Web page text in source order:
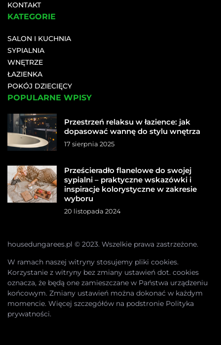
KONTAKT
KATEGORIE
SALON I KUCHNIA
SYPIALNIA
WNĘTRZE
ŁAZIENKA
POKÓJ DZIECIĘCY
POPULARNE WPISY
Przestrzeń relaksu w łazience: jak
dopasować wannę do stylu wnętrza
17 sierpnia 2025
Prześcieradło flanelowe do swojej
sypialni – praktyczne wskazówki i
inspiracje kolorystyczne w zakresie
wyboru
20 listopada 2024
housedungarees.pl © 2023. Wszelkie prawa zastrzeżone.
W ramach naszej witryny stosujemy pliki cookies.
Korzystanie z witryny bez zmiany ustawień dot. cookies
oznacza, że będą one zamieszczane w Państwa urządzeniu
końcowym. Zmiany ustawień można dokonać w każdym
momencie. Więcej szczegółów na podstronie Polityka
prywatności.